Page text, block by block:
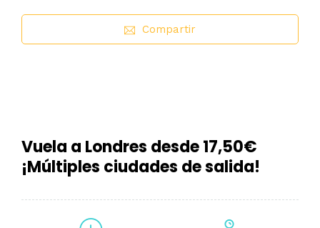
Compartir
Vuela a Londres desde 17,50€
¡Múltiples ciudades de salida!